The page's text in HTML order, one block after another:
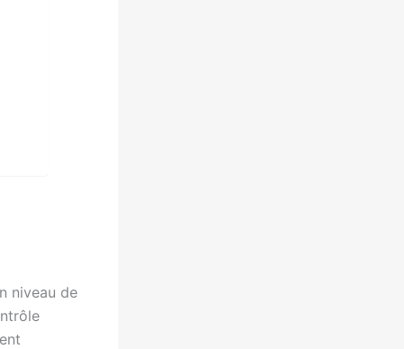
niveau de